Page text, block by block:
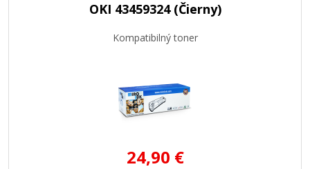
OKI 43459324 (Čierny)
Kompatibilný toner
24,90 €